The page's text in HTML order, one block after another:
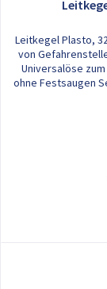
Leitkegel Plasto,
von
Universalöse
ohne Festsaugen